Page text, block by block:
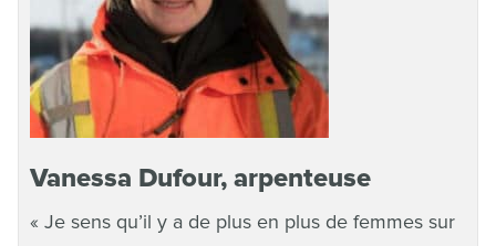
Vanessa Dufour, arpenteuse
« Je sens qu’il y a de plus en plus de femmes sur